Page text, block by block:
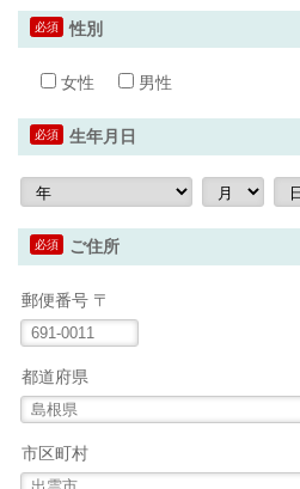
必須 性別
女性 男性
必須 生年月日
必須 ご住所
郵便番号 〒
都道府県
市区町村